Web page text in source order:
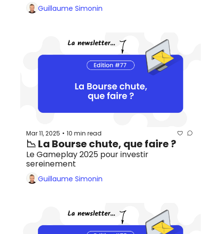
Guillaume Simonin
Mar 11, 2025 • 10 min read
📉 La Bourse chute, que faire ?
Le Gameplay 2025 pour investir
sereinement
Guillaume Simonin